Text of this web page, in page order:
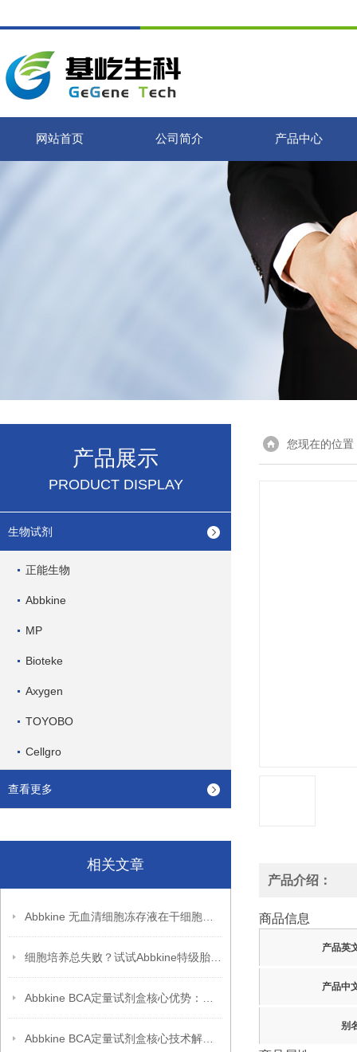
网站首页 公司简介 产品中心
产品展示
PRODUCT DISPLAY
生物试剂
正能生物
Abbkine
MP
Bioteke
Axygen
TOYOBO
Cellgro
查看更多
相关文章
您现在的位置
产品介绍：
商品信息
产品英
产品中
别